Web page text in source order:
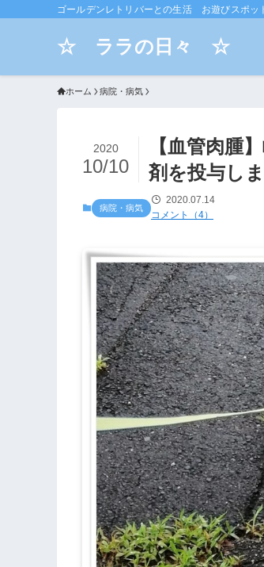
ゴールデンレトリバーとの生活 お遊びスポッ
☆ ララの日々 ☆
ホーム 病院・病気
【血管肉腫
剤を投与しま
2020
10/10
病院・病気
2020.07.14
コメント（4）